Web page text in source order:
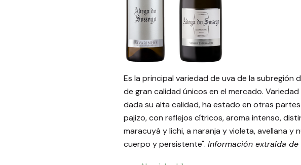
Es la principal variedad de uva de la
de gran calidad únicos en el mercado.
dada su alta calidad, ha estado en otras
pajizo, con reflejos cítricos, aroma intenso,
maracuyá y lichi, a naranja y violeta, avellana y
cuerpo y persistente". Información extraída de